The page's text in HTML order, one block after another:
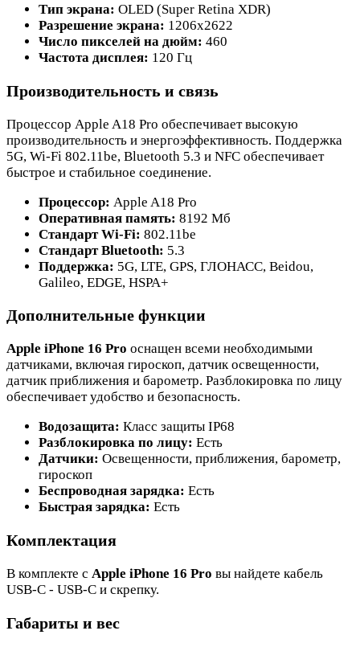
Тип экрана: OLED (Super Retina XDR)
Разрешение экрана: 1206x2622
Число пикселей на дюйм: 460
Частота дисплея: 120 Гц
Производительность и связь
Процессор Apple A18 Pro обеспечивает высокую
производительность и энергоэффективность. Поддержка
5G, Wi-Fi 802.11be, Bluetooth 5.3 и NFC обеспечивает
быстрое и стабильное соединение.
Процессор: Apple A18 Pro
Оперативная память: 8192 Мб
Стандарт Wi-Fi: 802.11be
Стандарт Bluetooth: 5.3
Поддержка: 5G, LTE, GPS, ГЛОНАСС, Beidou,
Galileo, EDGE, HSPA+
Дополнительные функции
Apple iPhone 16 Pro оснащен всеми необходимыми
датчиками, включая гироскоп, датчик освещенности,
датчик приближения и барометр. Разблокировка по лицу
обеспечивает удобство и безопасность.
Водозащита: Класс защиты IP68
Разблокировка по лицу: Есть
Датчики: Освещенности, приближения, барометр,
гироскоп
Беспроводная зарядка: Есть
Быстрая зарядка: Есть
Комплектация
В комплекте с Apple iPhone 16 Pro вы найдете кабель
USB-C - USB-C и скрепку.
Габариты и вес